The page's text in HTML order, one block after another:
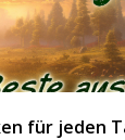
für jeden